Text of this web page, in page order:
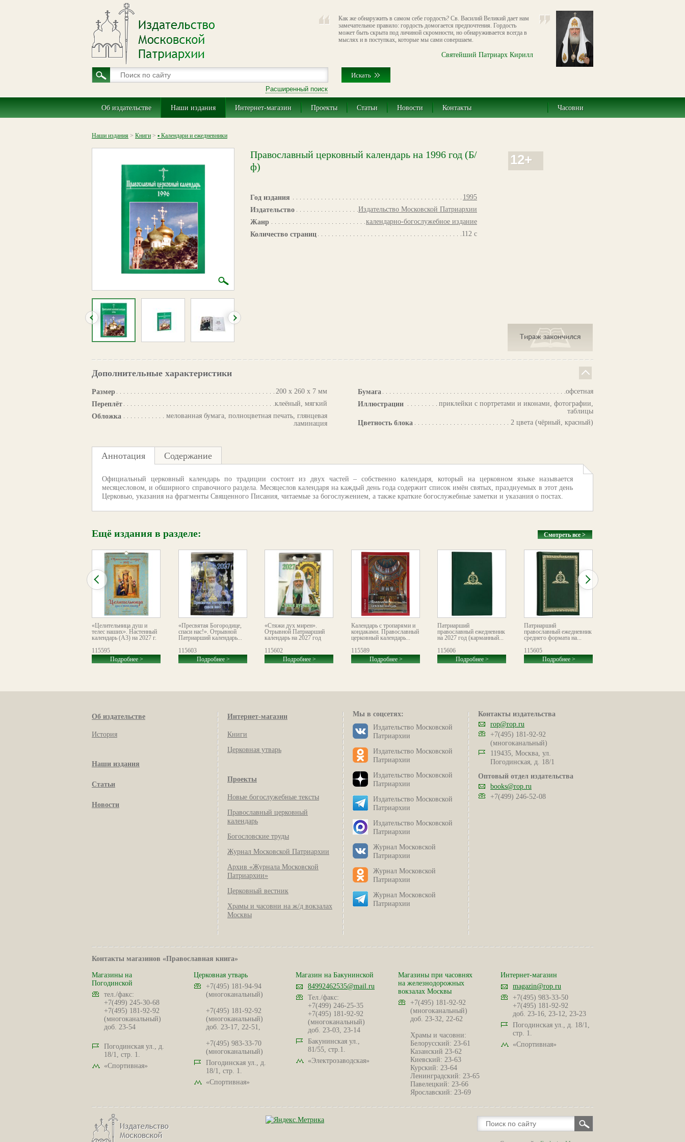
Как же обнаружить в самом себе гордость? Св. Василий Великий дает нам
замечательное правило: гордость домогается предпочтения. Гордость
может быть скрыта под личиной скромности, но обнаруживается всегда в
мыслях и в поступках, которые мы сами совершаем.
Святейший Патриарх Кирилл
Расширенный поиск
Об издательстве Наши издания Интернет-магазин Проекты Статьи Новости Контакты Часовни
Наши издания > Книги > ▪ Календари и ежедневники
12+
Православный церковный календарь на 1996 год (Б/
ф)
Год издания
1995
Издательство
Издательство Московской Патриархии
Жанр
календарно-богослужебное издание
Количество страниц
112 с
Дополнительные характеристики
Размер
200 х 260 х 7 мм
Переплёт
клеёный, мягкий
Обложка
мелованная бумага, полноцветная печать, глянцевая
ламинация
Бумага
офсетная
Иллюстрации
приклейки с портретами и иконами, фотографии,
таблицы
Цветность блока
2 цвета (чёрный, красный)
Аннотация Содержание
Официальный церковный календарь по традиции состоит из двух частей – собственно календаря, который на церковном языке называется
месяцесловом, и обширного справочного раздела. Месяцеслов календаря на каждый день года содержит список имён святых, празднуемых в этот день
Церковью, указания на фрагменты Священного Писания, читаемые за богослужением, а также краткие богослужебные заметки и указания о постах.
Смотреть все >
Ещё издания в разделе:
«Целительница душ и
телес наших». Настенный
календарь (А3) на 2027 г.
115595
Подробнее >
«Пресвятая Богородице,
спаси нас!». Отрывной
Патриарший календарь...
115603
Подробнее >
«Стяжи дух мирен».
Отрывной Патриарший
календарь на 2027 год
115602
Подробнее >
Календарь с тропарями и
кондаками. Православный
церковный календарь...
115589
Подробнее >
Патриарший
православный ежедневник
на 2027 год (карманный...
115606
Подробнее >
Патриарший
православный ежедневник
среднего формата на...
115605
Подробнее >
Об издательстве
История
Наши издания
Статьи
Новости
Интернет-магазин
Книги
Церковная утварь
Проекты
Новые богослужебные тексты
Православный церковный
календарь
Богословские труды
Журнал Московской Патриархии
Архив «Журнала Московской
Патриархии»
Церковный вестник
Храмы и часовни на ж/д вокзалах
Москвы
Мы в соцсетях:
Издательство Московской
Патриархии
Издательство Московской
Патриархии
Издательство Московской
Патриархии
Издательство Московской
Патриархии
Издательство Московской
Патриархии
Журнал Московской
Патриархии
Журнал Московской
Патриархии
Журнал Московской
Патриархии
Контакты издательства
rop@rop.ru
+7(495) 181-92-92
(многоканальный)
119435, Москва, ул.
Погодинская, д. 18/1
Оптовый отдел издательства
books@rop.ru
+7(499) 246-52-08
Контакты магазинов «Православная книга»
Магазины на
Погодинской
тел./факс:
+7(499) 245-30-68
+7(495) 181-92-92
(многоканальный)
доб. 23-54
Погодинская ул., д.
18/1, стр. 1.
«Спортивная»
Церковная утварь
+7(495) 181-94-94
(многоканальный)
+7(495) 181-92-92
(многоканальный)
доб. 23-17, 22-51,
+7(495) 983-33-70
(многоканальный)
Погодинская ул., д.
18/1, стр. 1.
«Спортивная»
Магазин на Бакунинской
84992462535@mail.ru
Тел./факс:
+7(499) 246-25-35
+7(495) 181-92-92
(многоканальный)
доб. 23-03, 23-14
Бакунинская ул.,
81/55, стр.1.
«Электрозаводская»
Магазины при часовнях
на железнодорожных
вокзалах Москвы
+7(495) 181-92-92
(многоканальный)
доб. 23-32, 22-62
Храмы и часовни:
Белорусский: 23-61
Казанский 23-62
Киевский: 23-63
Курский: 23-64
Ленинградский: 23-65
Павелецкий: 23-66
Ярославский: 23-69
Интернет-магазин
magazin@rop.ru
+7(495) 983-33-50
+7(495) 181-92-92
доб. 23-16, 23-12, 23-23
Погодинская ул., д. 18/1,
стр. 1.
«Спортивная»